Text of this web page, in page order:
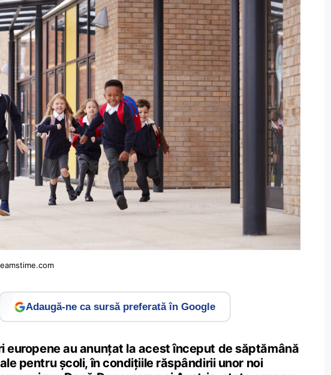
Adaugă-ne ca sursă preferată în Google
europene au anunțat la acest început de săptămână
pentru școli, în condițiile răspândirii unor noi